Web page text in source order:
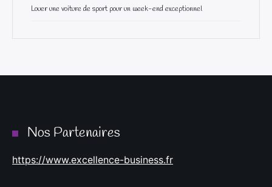
Louer une voiture de sport pour un week-end exceptionnel
Nos Partenaires
https://www.excellence-business.fr